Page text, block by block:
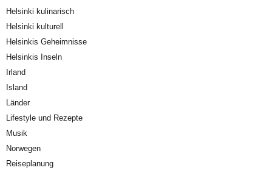
Helsinki kulinarisch
Helsinki kulturell
Helsinkis Geheimnisse
Helsinkis Inseln
Irland
Island
Länder
Lifestyle und Rezepte
Musik
Norwegen
Reiseplanung